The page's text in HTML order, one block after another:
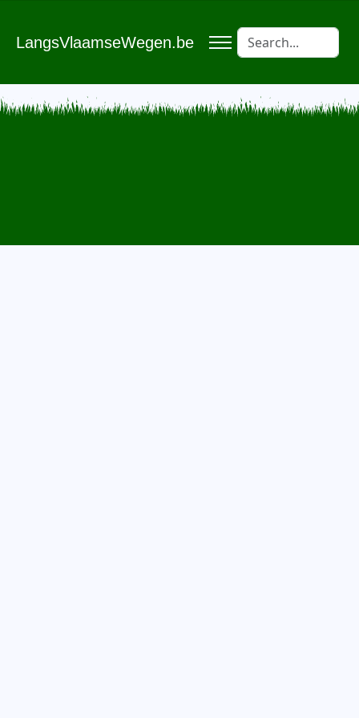
LangsVlaamseWegen.be